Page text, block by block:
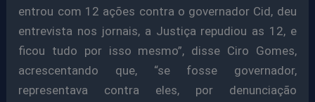
entrou com 12 ações contra o governador Cid, deu
entrevista nos jornais, a Justiça repudiou as 12, e
ficou tudo por isso mesmo”, disse Ciro Gomes,
acrescentando que, “se fosse governador,
representava contra eles, por denunciação